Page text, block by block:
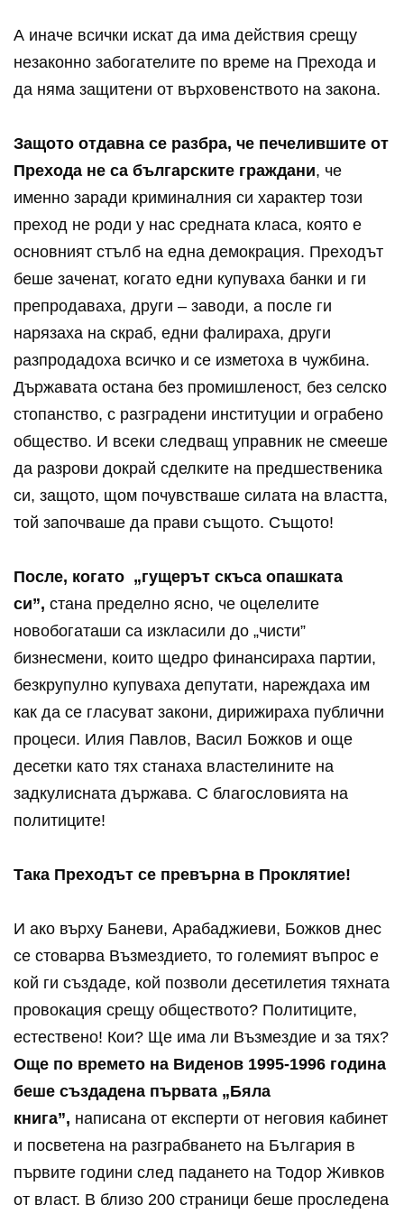
А иначе всички искат да има действия срещу
незаконно забогателите по време на Прехода и
да няма защитени от върховенството на закона.
Защото отдавна се разбра, че печелившите от
Прехода не са българските граждани, че
именно заради криминалния си характер този
преход не роди у нас средната класа, която е
основният стълб на една демокрация. Преходът
беше заченат, когато едни купуваха банки и ги
препродаваха, други – заводи, а после ги
нарязаха на скраб, едни фалираха, други
разпродадоха всичко и се изметоха в чужбина.
Държавата остана без промишленост, без селско
стопанство, с разградени институции и ограбено
общество. И всеки следващ управник не смееше
да разрови докрай сделките на предшественика
си, защото, щом почувстваше силата на властта,
той започваше да прави същото. Същото!
После, когато „гущерът скъса опашката
си”, стана пределно ясно, че оцелелите
новобогаташи са изкласили до „чисти”
бизнесмени, които щедро финансираха партии,
безкрупулно купуваха депутати, нареждаха им
как да се гласуват закони, дирижираха публични
процеси. Илия Павлов, Васил Божков и още
десетки като тях станаха властелините на
задкулисната държава. С благословията на
политиците!
Така Преходът се превърна в Проклятие!
И ако върху Баневи, Арабаджиеви, Божков днес
се стоварва Възмездието, то големият въпрос е
кой ги създаде, кой позволи десетилетия тяхната
провокация срещу обществото? Политиците,
естествено! Кои? Ще има ли Възмездие и за тях?
Още по времето на Виденов 1995-1996 година
беше създадена първата „Бяла
книга”, написана от експерти от неговия кабинет
и посветена на разграбването на България в
първите години след падането на Тодор Живков
от власт. В близо 200 страници беше проследена